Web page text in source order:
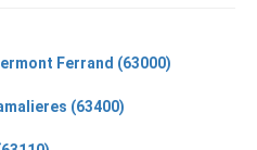
Ferrand (63000)
(63400)